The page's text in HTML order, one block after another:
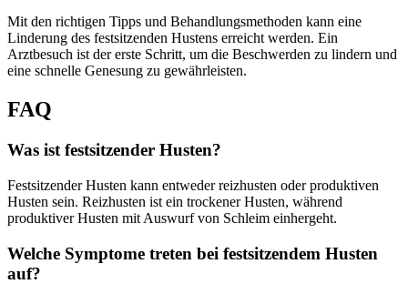
Mit den richtigen Tipps und Behandlungsmethoden kann eine
Linderung des festsitzenden Hustens erreicht werden. Ein
Arztbesuch ist der erste Schritt, um die Beschwerden zu lindern und
eine schnelle Genesung zu gewährleisten.
FAQ
Was ist festsitzender Husten?
Festsitzender Husten kann entweder reizhusten oder produktiven
Husten sein. Reizhusten ist ein trockener Husten, während
produktiver Husten mit Auswurf von Schleim einhergeht.
Welche Symptome treten bei festsitzendem Husten
auf?